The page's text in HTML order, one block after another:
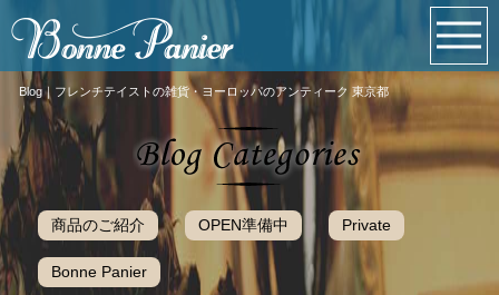
Blog｜フレンチテイストの雑貨・ヨーロッパのアンティーク 東京都
商品のご紹介 OPEN準備中 Private
Bonne Panier